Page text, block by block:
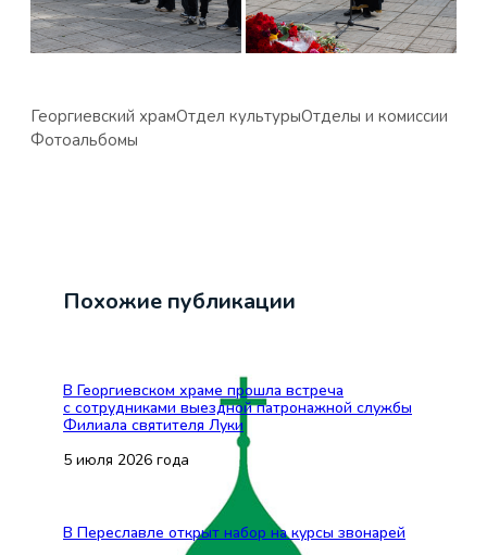
Георгиевский храмОтдел культурыОтделы и комиссии
Фотоальбомы
Похожие публикации
В Георгиевском храме прошла встреча
с сотрудниками выездной патронажной службы
Филиала святителя Луки
5 июля 2026 года
В Переславле открыт набор на курсы звонарей